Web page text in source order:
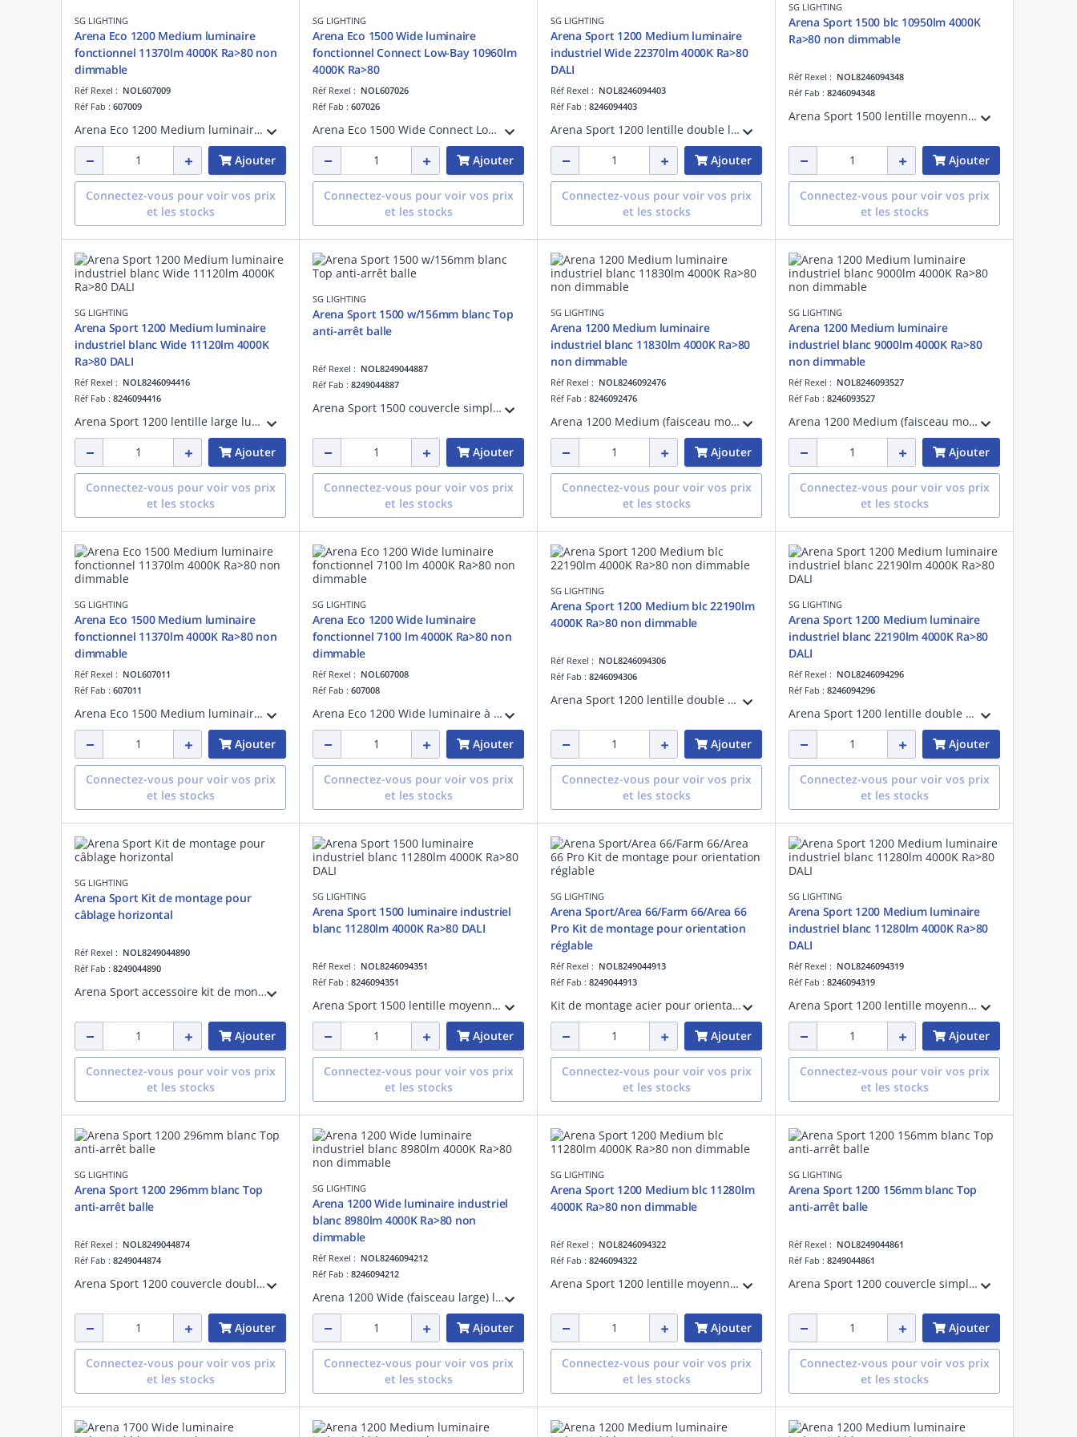
SG LIGHTING
Arena Eco 1200 Medium luminaire
fonctionnel 11370lm 4000K Ra>80 non
dimmable
Réf Rexel : NOL607009
Réf Fab : 607009
Arena Eco 1200 Medium luminaire à usage industriel LED 76W 11370 lumens 150 lumens/W 4000K IRC>80 non dimmable SDCM 3 UGR< 25 durée de vie : L80/B20> 100 000 heures Matériau : acier 230V classe I IP23 IK10 conforme à la norme Hea 01
Ajouter
Connectez-vous pour voir vos prix
et les stocks
SG LIGHTING
Arena Eco 1500 Wide luminaire
fonctionnel Connect Low-Bay 10960lm
4000K Ra>80
Réf Rexel : NOL607026
Réf Fab : 607026
Arena Eco 1500 Wide Connect Low-Bay hauteur sous plafond jusqu'à 5 mètres LED 76W 4000K 10960 lumens 144 lumens/W Ra>80 SDCM 3 RG 1 durée de vie : L80/B20>100 000 heures RG 1 faisceau : 90° Matériau : acier gris et PMMA 230V classe I IP20
Ajouter
Connectez-vous pour voir vos prix
et les stocks
SG LIGHTING
Arena Sport 1200 Medium luminaire
industriel Wide 22370lm 4000K Ra>80
DALI
Réf Rexel : NOL8246094403
Réf Fab : 8246094403
Arena Sport 1200 lentille double large luminaire pour salles de sport blanc LED 144W 4000K 22370 lumens 155 lumens/W DALI IRC >80 SDCM 3 durée de vie : L90/B10>70 000 heures UGR< 19 acier et PMMA 230V classe I IP23 IK10
Ajouter
Connectez-vous pour voir vos prix
et les stocks
SG LIGHTING
Arena Sport 1500 blc 10950lm 4000K
Ra>80 non dimmable
Réf Rexel : NOL8246094348
Réf Fab : 8246094348
Arena Sport 1500 lentille moyenne luminaire pour salles de sport blanc LED 79W 4000K 10950 lumens 139 lumens/W non dimmable IRC >80 SDCM 3 durée de vie : L90/B10>70 000 heures UGR< 19 acier et PMMA 230V classe I IP23
Ajouter
Connectez-vous pour voir vos prix
et les stocks
SG LIGHTING
Arena Sport 1200 Medium luminaire
industriel blanc Wide 11120lm 4000K
Ra>80 DALI
Réf Rexel : NOL8246094416
Réf Fab : 8246094416
Arena Sport 1200 lentille large luminaire pour salles de sport blanc LED 71W 4000K 11120 lumens 146 lumens/W DALI IRC >80 SDCM 3 durée de vie : L90/B10>70 000 heures UGR< 19 acier et PMMA 230V classe I IP23 IK10
Ajouter
Connectez-vous pour voir vos prix
et les stocks
SG LIGHTING
Arena Sport 1500 w/156mm blanc Top
anti-arrêt balle
Réf Rexel : NOL8249044887
Réf Fab : 8249044887
Arena Sport 1500 couvercle simple top anti-arrêt balle d'une longueur de 296mm blanc matériau : acier
Ajouter
Connectez-vous pour voir vos prix
et les stocks
SG LIGHTING
Arena 1200 Medium luminaire
industriel blanc 11830lm 4000K Ra>80
non dimmable
Réf Rexel : NOL8246092476
Réf Fab : 8246092476
Arena 1200 Medium (faisceau moyen) luminaire à usage industriel blanc LED 79W 4000K 11830 lumens 150 lumens/W non dimmable IRC >80 SDCM 3 UGR< 19 durée de vie : L90/B10>70 000 heures UGR< 19 acier et PMMA 230V classe I IP23 IK08
Ajouter
Connectez-vous pour voir vos prix
et les stocks
SG LIGHTING
Arena 1200 Medium luminaire
industriel blanc 9000lm 4000K Ra>80
non dimmable
Réf Rexel : NOL8246093527
Réf Fab : 8246093527
Arena 1200 Medium (faisceau moyen) luminaire à usage industriel blanc LED 57W 4000K 9000 lumens 158 lumens/W non dimmable IRC >80 SDCM 3 UGR< 19 durée de vie : L90/B10>70 000 heures UGR< 19 acier et PMMA 230V classe I IP23 IK08
Ajouter
Connectez-vous pour voir vos prix
et les stocks
SG LIGHTING
Arena Eco 1500 Medium luminaire
fonctionnel 11370lm 4000K Ra>80 non
dimmable
Réf Rexel : NOL607011
Réf Fab : 607011
Arena Eco 1500 Medium luminaire à usage industriel LED 76W 11370 lumens 150 lumens/W 4000K IRC>80 non dimmable SDCM 3 UGR< 25 durée de vie : L80/B20> 100 000 heures Matériau : acier 230V classe I IP23 IK10 conforme à la norme Hea 01
Ajouter
Connectez-vous pour voir vos prix
et les stocks
SG LIGHTING
Arena Eco 1200 Wide luminaire
fonctionnel 7100 lm 4000K Ra>80 non
dimmable
Réf Rexel : NOL607008
Réf Fab : 607008
Arena Eco 1200 Wide luminaire à usage industriel LED 46W 154 lumens/W 7100 lumens 4000K IRC>80 non dimmable SDCM 3 UGR< 25 durée de vie : L80/B20> 100 000 heures RG 1 Matériau : acier 230V classe I IP23 conforme à la norme Hea 01 IK10
Ajouter
Connectez-vous pour voir vos prix
et les stocks
SG LIGHTING
Arena Sport 1200 Medium blc 22190lm
4000K Ra>80 non dimmable
Réf Rexel : NOL8246094306
Réf Fab : 8246094306
Arena Sport 1200 lentille double moyenne luminaire pour salles de sport blanc LED 156W 4000K 22190 lumens 142 lumens/W non dimmable IRC >80 SDCM 3 durée de vie : L90/B10>70 000 heures UGR< 19 acier et PMMA 230V classe I IP23 IK10
Ajouter
Connectez-vous pour voir vos prix
et les stocks
SG LIGHTING
Arena Sport 1200 Medium luminaire
industriel blanc 22190lm 4000K Ra>80
DALI
Réf Rexel : NOL8246094296
Réf Fab : 8246094296
Arena Sport 1200 lentille double moyenne luminaire pour salles de sport blanc LED 155W 4000K 22190 lumens 143 lumens/W DALI IRC >80 SDCM 3 durée de vie : L90/B10>70 000 heures UGR< 19 acier et PMMA 230V classe I IP23 IK10
Ajouter
Connectez-vous pour voir vos prix
et les stocks
SG LIGHTING
Arena Sport Kit de montage pour
câblage horizontal
Réf Rexel : NOL8249044890
Réf Fab : 8249044890
Arena Sport accessoire kit de montage pour câble tendeur horizontal matériau : acier
Ajouter
Connectez-vous pour voir vos prix
et les stocks
SG LIGHTING
Arena Sport 1500 luminaire industriel
blanc 11280lm 4000K Ra>80 DALI
Réf Rexel : NOL8246094351
Réf Fab : 8246094351
Arena Sport 1500 lentille moyenne luminaire pour salles de sport blanc LED 71W 4000K 11280 lumens 159 lumens/W DALI IRC >80 SDCM 3 durée de vie : L90/B10>70 000 heures UGR< 19 acier et PMMA 230V classe I IP23 IK10
Ajouter
Connectez-vous pour voir vos prix
et les stocks
SG LIGHTING
Arena Sport/Area 66/Farm 66/Area 66
Pro Kit de montage pour orientation
réglable
Réf Rexel : NOL8249044913
Réf Fab : 8249044913
Kit de montage acier pour orientation réglable de 0 à 45 degrès pour modèles ARENA -ARENA SPORT - AREA 66 et FARM 66
Ajouter
Connectez-vous pour voir vos prix
et les stocks
SG LIGHTING
Arena Sport 1200 Medium luminaire
industriel blanc 11280lm 4000K Ra>80
DALI
Réf Rexel : NOL8246094319
Réf Fab : 8246094319
Arena Sport 1200 lentille moyenne luminaire pour salles de sport blanc LED 71W 4000K 11280 lumens 159 lumens/W DALI IRC >80 SDCM 3 durée de vie : L90/B10>70 000 heures UGR< 19 acier et PMMA 230V classe I IP23 IK10
Ajouter
Connectez-vous pour voir vos prix
et les stocks
SG LIGHTING
Arena Sport 1200 296mm blanc Top
anti-arrêt balle
Réf Rexel : NOL8249044874
Réf Fab : 8249044874
Arena Sport 1200 couvercle double top anti-arrêt balle d'une longueur de 296mm blanc matériau : acier
Ajouter
Connectez-vous pour voir vos prix
et les stocks
SG LIGHTING
Arena 1200 Wide luminaire industriel
blanc 8980lm 4000K Ra>80 non
dimmable
Réf Rexel : NOL8246094212
Réf Fab : 8246094212
Arena 1200 Wide (faisceau large) luminaire à usage industriel blanc LED 57W 4000K 8980 lumens 158 lumens/W non dimmable IRC >80 SDCM 3 UGR< 19 durée de vie : L90/B10>70 000 heures UGR< 19 acier et PMMA 230V classe I IP23 IK08
Ajouter
Connectez-vous pour voir vos prix
et les stocks
SG LIGHTING
Arena Sport 1200 Medium blc 11280lm
4000K Ra>80 non dimmable
Réf Rexel : NOL8246094322
Réf Fab : 8246094322
Arena Sport 1200 lentille moyenne luminaire pour salles de sport blanc LED 70W 4000K 11280 lumens 161 lumens/W non dimmable IRC >80 SDCM 3 durée de vie : L90/B10>70 000 heures UGR< 19 acier et PMMA 230V classe I IP23 IK10
Ajouter
Connectez-vous pour voir vos prix
et les stocks
SG LIGHTING
Arena Sport 1200 156mm blanc Top
anti-arrêt balle
Réf Rexel : NOL8249044861
Réf Fab : 8249044861
Arena Sport 1200 couvercle simple top anti-arrêt balle d'une longueur de 156mm blanc matériau : acier
Ajouter
Connectez-vous pour voir vos prix
et les stocks